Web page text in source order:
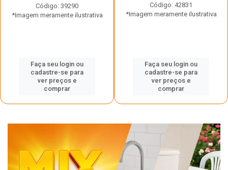
Código: 39290
*Imagem meramente ilustrativa
Faça seu login ou
cadastre-se para
ver preços e
comprar
Código: 42831
*Imagem meramente ilustrativa
Faça seu login ou
cadastre-se para
ver preços e
comprar